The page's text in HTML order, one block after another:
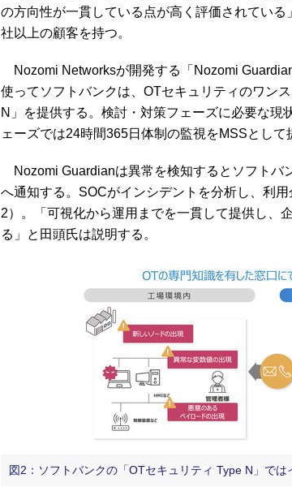
の方向性が一貫している点が高く評価されてい
社以上の顧客を持つ。
Nozomi Networksが開発する「Nozomi
使ってソフトバンクは、OTセキュリティのワン
N」を提供する。検討・対策フェーズに必要な現
ェーズでは24時間365日体制の監視をMSSとして
Nozomi Guardianは異常を検知するとソフトバ
へ通知する。SOCがインシデントを分析し、利
2）。「可視化から運用までを一貫して提供し、
る」と田頭氏は説明する。
図2：ソフトバンクの「OTセキュリティ Type N」で